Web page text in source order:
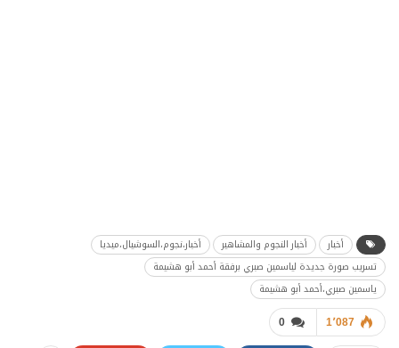
أخبار أخبار النجوم والمشاهير
أخبار،نجوم،السوشيال،ميديا
تسريب صورة جديدة لياسمين صبري برفقة أحمد أبو هشيمة
ياسمين صبري،أحمد أبو هشيمة
0 1٬087